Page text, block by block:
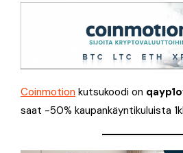
Coinmotion kutsukoodi on
saat -50% kaupankäyntikuluista